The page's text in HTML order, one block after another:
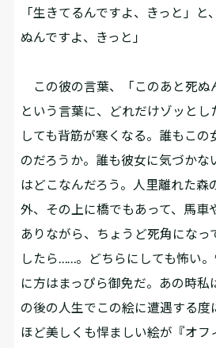
「生きてるんですよ、きっと」
ぬんですよ、きっと」
この彼の言葉、「このあと死ぬ
という言葉に、どれだけゾッとし
しても背筋が寒くなる。誰もこの
のだろうか。誰も彼女に気づかな
はどこなんだろう。人里離れた森
外、その上に橋でもあって、馬車
ありながら、ちょうど死角になっ
したら……。どちらにしても怖い
に方はまっぴら御免だ。あの時私
の後の人生でこの絵に遭遇する度
ほど美しくも悍ましい絵が『オフ